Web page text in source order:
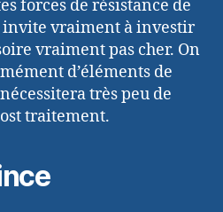
forces de résistance de
invite vraiment à investir
vraiment pas cher. On
d’éléments de
très peu de
traitement.